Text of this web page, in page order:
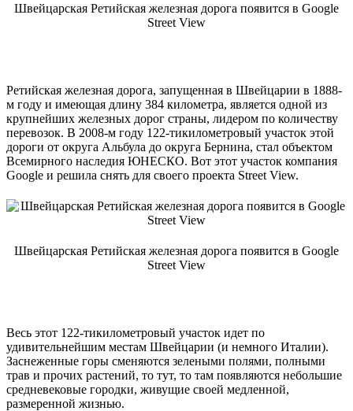
Швейцарская Ретийская железная дорога появится в Google
Street View
Ретийская железная дорога, запущенная в Швейцарии в 1888-
м году и имеющая длину 384 километра, является одной из
крупнейших железных дорог страны, лидером по количеству
перевозок. В 2008-м году 122-тикилометровый участок этой
дороги от округа Альбула до округа Бернина, стал объектом
Всемирного наследия ЮНЕСКО. Вот этот участок компания
Google и решила снять для своего проекта Street View.
Швейцарская Ретийская железная дорога появится в Google
Street View
Весь этот 122-тикилометровый участок идет по
удивительнейшим местам Швейцарии (и немного Италии).
Заснеженные горы сменяются зелеными полями, полными
трав и прочих растений, то тут, то там появляются небольшие
средневековые городки, живущие своей медленной,
размеренной жизнью.